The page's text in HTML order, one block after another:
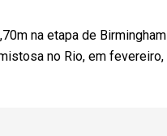
na etapa de Birmingham
no Rio, em fevereiro,